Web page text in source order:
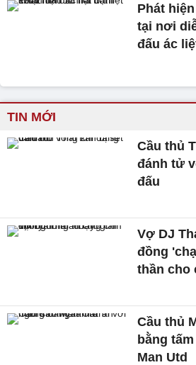
Phát
tại nơi
đấu ác
TIN MỚI
Cầu thủ
đánh tử
đấu
Vợ DJ
đồng
thần cho
Cầu thủ
bằng
Man Utd